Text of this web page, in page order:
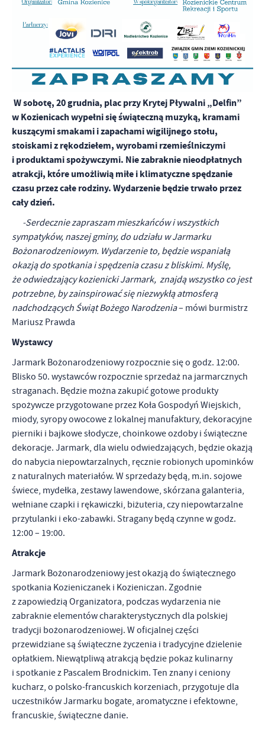
W sobotę, 20 grudnia, plac przy Krytej Pływalni „Delfin”
w Kozienicach wypełni się świąteczną muzyką, kramami
kuszącymi smakami i zapachami wigilijnego stołu,
stoiskami z rękodziełem, wyrobami rzemieślniczymi
i produktami spożywczymi. Nie zabraknie nieodpłatnych
atrakcji, które umożliwią miłe i klimatyczne spędzanie
czasu przez całe rodziny. Wydarzenie będzie trwało przez
cały dzień.
-Serdecznie zapraszam mieszkańców i wszystkich
sympatyków, naszej gminy, do udziału w Jarmarku
Bożonarodzeniowym. Wydarzenie to, będzie wspaniałą
okazją do spotkania i spędzenia czasu z bliskimi. Myślę,
że odwiedzający kozienicki Jarmark, znajdą wszystko co jest
potrzebne, by zainspirować się niezwykłą atmosferą
nadchodzących Świąt Bożego Narodzenia– mówi burmistrz
Mariusz Prawda
Wystawcy
Jarmark Bożonarodzeniowy rozpocznie się o godz. 12:00.
Blisko 50. wystawców rozpocznie sprzedaż na jarmarcznych
straganach. Będzie można zakupić gotowe produkty
spożywcze przygotowane przez Koła Gospodyń Wiejskich,
miody, syropy owocowe z lokalnej manufaktury, dekoracyjne
pierniki i bajkowe słodycze, choinkowe ozdoby i świąteczne
dekoracje. Jarmark, dla wielu odwiedzających, będzie okazją
do nabycia niepowtarzalnych, ręcznie robionych upominków
z naturalnych materiałów. W sprzedaży będą, m.in. sojowe
świece, mydełka, zestawy lawendowe, skórzana galanteria,
wełniane czapki i rękawiczki, biżuteria, czy niepowtarzalne
przytulanki i eko-zabawki. Stragany będą czynne w godz.
12:00 – 19:00.
Atrakcje
Jarmark Bożonarodzeniowy jest okazją do świątecznego
spotkania Kozieniczanek i Kozieniczan. Zgodnie
z zapowiedzią Organizatora, podczas wydarzenia nie
zabraknie elementów charakterystycznych dla polskiej
tradycji bożonarodzeniowej. W oficjalnej części
przewidziane są świąteczne życzenia i tradycyjne dzielenie
opłatkiem. Niewątpliwą atrakcją będzie pokaz kulinarny
i spotkanie z Pascalem Brodnickim. Ten znany i ceniony
kucharz, o polsko-francuskich korzeniach, przygotuje dla
uczestników Jarmarku bogate, aromatyczne i efektowne,
francuskie, świąteczne danie.
firm będących naszymi partnerami oraz innych dostawców usług.
treści w postaci wiadomości, ofert, komunikatów mediów
społecznościowych.